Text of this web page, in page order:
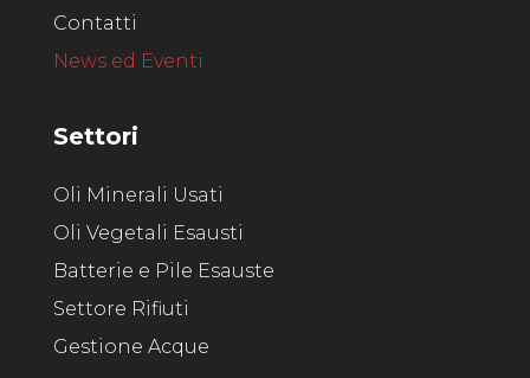
Contatti
News ed Eventi
Settori
Oli Minerali Usati
Oli Vegetali Esausti
Batterie e Pile Esauste
Settore Rifiuti
Gestione Acque